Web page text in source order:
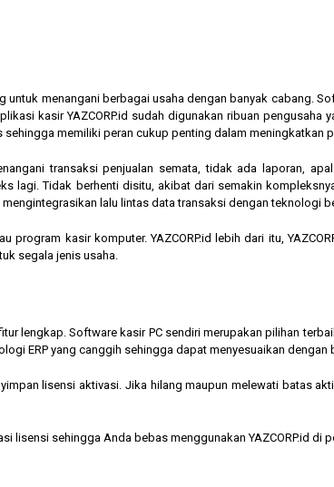
menangani berbagai usaha dengan banyak cabang.
kasir YAZCORP.id sudah digunakan ribuan pengusaha
memiliki peran cukup penting dalam meningkatkan
transaksi penjualan semata, tidak ada laporan,
lagi. Tidak berhenti disitu, akibat dari semakin
lalu lintas data transaksi dengan teknologi
kasir komputer. YAZCORP.id lebih dari itu,
segala jenis usaha.
lengkap. Software kasir PC sendiri merupakan pilihan
ERP yang canggih sehingga dapat menyesuaikan dengan
lisensi aktivasi. Jika hilang maupun melewati batas
lisensi sehingga Anda bebas menggunakan YAZCORP.id di